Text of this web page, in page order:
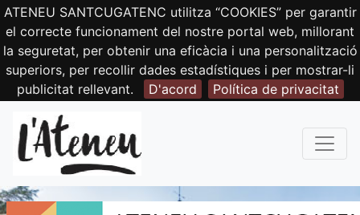
ATENEU SANTCUGATENC utilitza “COOKIES” per garantir
el correcte funcionament del nostre portal web, millorant
la seguretat, per obtenir una eficàcia i una personalització
superiors, per recollir dades estadístiques i per mostrar-li
publicitat rellevant.
D'acord Política de privacitat